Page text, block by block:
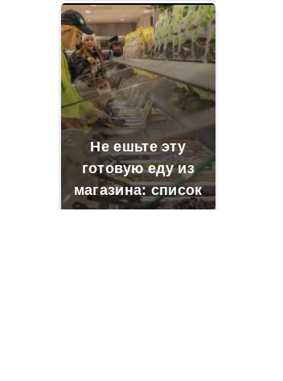
Не ешьте эту
готовую еду из
магазина: список